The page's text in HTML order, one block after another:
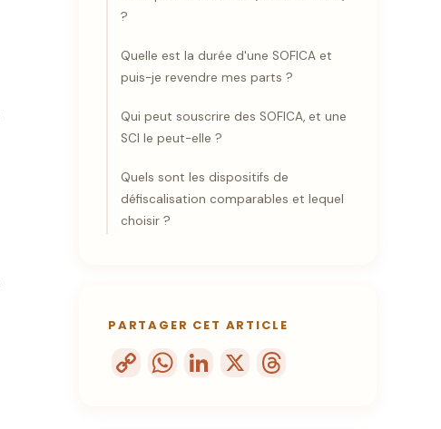
?
Quelle est la durée d'une SOFICA et
puis-je revendre mes parts ?
Qui peut souscrire des SOFICA, et une
SCI le peut-elle ?
Quels sont les dispositifs de
défiscalisation comparables et lequel
choisir ?